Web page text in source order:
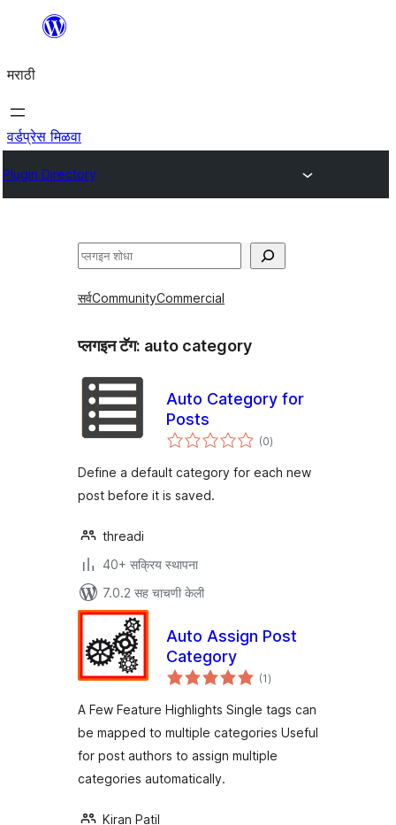
सामुग्रीवर
मराठी
वर्डप्रेस मिळवा
Plugin Directory
शोधा
सर्वCommunityCommercial
प्लगइन टॅग: auto category
Auto Category for
Posts
(0एकूण
मूल्यांकन
)
Define a default category for each new
post before it is saved.
threadi
40+ सक्रिय स्थापना
7.0.2 सह चाचणी केली
Auto Assign Post
Category
(1एकूण
मूल्यांकन
)
A Few Feature Highlights Single tags can
be mapped to multiple categories Useful
for post authors to assign multiple
categories automatically.
Kiran Patil